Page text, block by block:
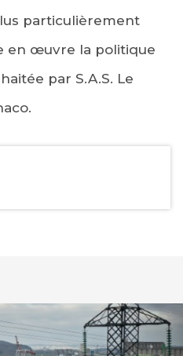
particulièrement
en œuvre la politique
par S.A.S. Le